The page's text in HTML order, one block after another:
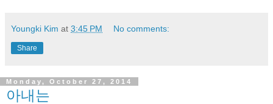
Youngki Kim at 3:45 PM No comments:
Share
Monday, October 27, 2014
아내는